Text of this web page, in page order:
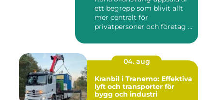
ett begrepp som blivit allt
mer centralt för
privatpersoner och företag ...
04. aug
Kranbil i Tranemo: Effektiva
lyft och transporter för
bygg och industri